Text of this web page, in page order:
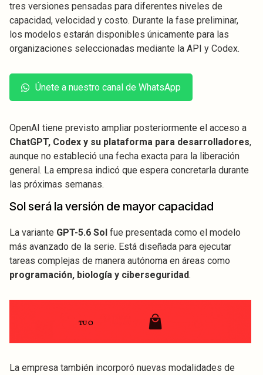
tres versiones pensadas para diferentes niveles de
capacidad, velocidad y costo. Durante la fase preliminar,
los modelos estarán disponibles únicamente para las
organizaciones seleccionadas mediante la API y Codex.
Únete a nuestro canal de WhatsApp
OpenAI tiene previsto ampliar posteriormente el acceso a
ChatGPT, Codex y su plataforma para desarrolladores,
aunque no estableció una fecha exacta para la liberación
general. La empresa indicó que espera concretarla durante
las próximas semanas.
Sol será la versión de mayor capacidad
La variante GPT-5.6 Sol fue presentada como el modelo
más avanzado de la serie. Está diseñada para ejecutar
tareas complejas de manera autónoma en áreas como
programación, biología y ciberseguridad.
La empresa también incorporó nuevas modalidades de